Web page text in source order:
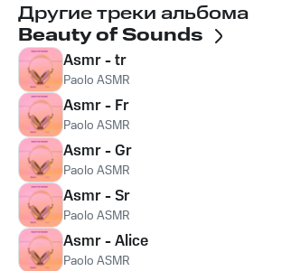
Другие треки альбома
Beauty of Sounds
Asmr - tr
Paolo ASMR
Asmr - Fr
Paolo ASMR
Asmr - Gr
Paolo ASMR
Asmr - Sr
Paolo ASMR
Asmr - Alice
Paolo ASMR